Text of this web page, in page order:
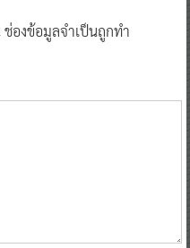
ช่องข้อมูลจำเป็นถูกทำ